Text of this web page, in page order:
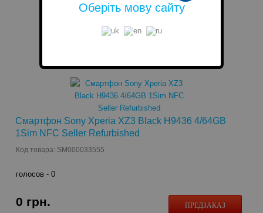
Смартфон Sony Xperia XZ3 Black H9436 4/64GB
1Sim NFC Seller Refurbished
Код товара: SM000033555
голосов - 0
0 грн. ПРЕДЗАКАЗ
Оберіть мову сайту